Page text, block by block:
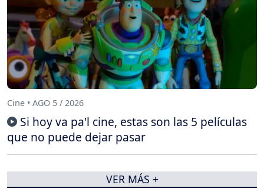
Cine • AGO 5 / 2026
Si hoy va pa'l cine, estas son las 5 películas
que no puede dejar pasar
VER MÁS +